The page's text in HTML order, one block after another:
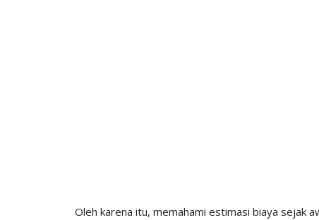
Oleh karena itu, memahami estimasi biaya sejak